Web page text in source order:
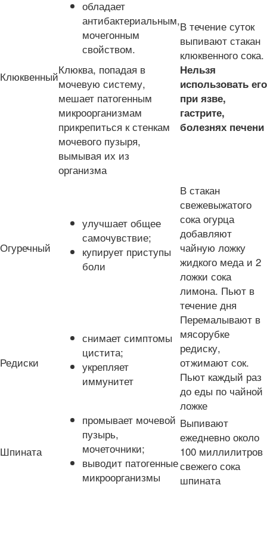
Клюквенный
обладает
антибактериальным,
мочегонным
свойством.
Клюква, попадая в
мочевую систему,
мешает патогенным
микроорганизмам
прикрепиться к стенкам
мочевого пузыря,
вымывая их из
организма
В течение суток
выпивают стакан
клюквенного сока.
Нельзя
использовать его
при язве,
гастрите,
болезнях печени
Огуречный
улучшает общее
самочувствие;
купирует приступы
боли
В стакан
свежевыжатого
сока огурца
добавляют
чайную ложку
жидкого меда и 2
ложки сока
лимона. Пьют в
течение дня
Редиски
снимает симптомы
цистита;
укрепляет
иммунитет
Перемалывают в
мясорубке
редиску,
отжимают сок.
Пьют каждый раз
до еды по чайной
ложке
Шпината
промывает мочевой
пузырь,
мочеточники;
выводит патогенные
микроорганизмы
Выпивают
ежедневно около
100 миллилитров
свежего сока
шпината